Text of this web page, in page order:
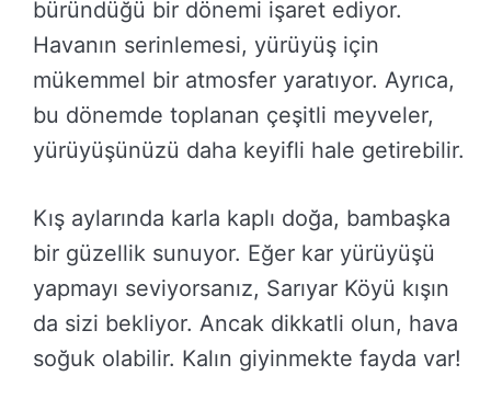
büründüğü bir dönemi işaret ediyor.
Havanın serinlemesi, yürüyüş için
mükemmel bir atmosfer yaratıyor. Ayrıca,
bu dönemde toplanan çeşitli meyveler,
yürüyüşünüzü daha keyifli hale getirebilir.
Kış aylarında karla kaplı doğa, bambaşka
bir güzellik sunuyor. Eğer kar yürüyüşü
yapmayı seviyorsanız, Sarıyar Köyü kışın
da sizi bekliyor. Ancak dikkatli olun, hava
soğuk olabilir. Kalın giyinmekte fayda var!